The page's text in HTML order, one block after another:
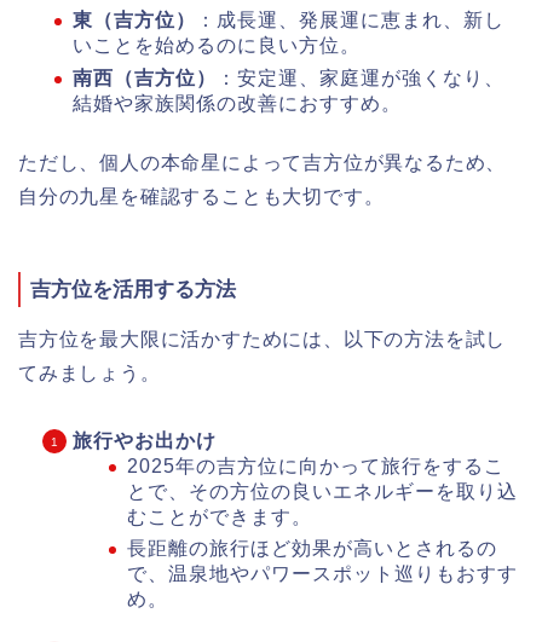
東（吉方位）
：成長運、発展運に恵まれ、新し
いことを始めるのに良い方位。
南西（吉方位）
：安定運、家庭運が強くなり、
結婚や家族関係の改善におすすめ。
ただし、個人の本命星によって吉方位が異なるため、
自分の九星を確認することも大切です。
吉方位を活用する方法
吉方位を最大限に活かすためには、以下の方法を試し
てみましょう。
旅行やお出かけ
2025年の吉方位に向かって旅行をするこ
とで、その方位の良いエネルギーを取り込
むことができます。
長距離の旅行ほど効果が高いとされるの
で、温泉地やパワースポット巡りもおすす
め。